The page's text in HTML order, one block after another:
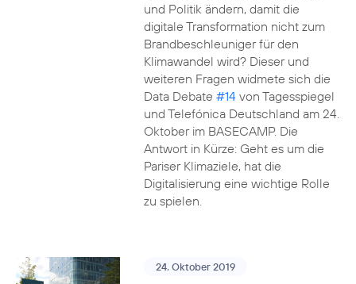
und Politik ändern, damit die
digitale Transformation nicht zum
Brandbeschleuniger für den
Klimawandel wird? Dieser und
weiteren Fragen widmete sich die
Data Debate #14von Tagesspiegel
und Telefónica Deutschland am 24.
Oktober im BASECAMP. Die
Antwort in Kürze: Geht es um die
Pariser Klimaziele, hat die
Digitalisierung eine wichtige Rolle
zu spielen.
24. Oktober 2019